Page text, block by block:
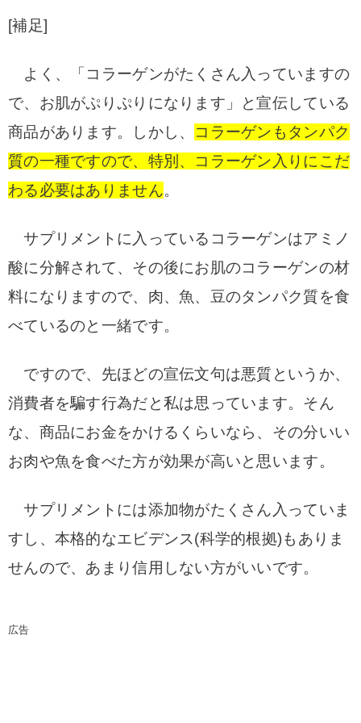
[補足]
よく、「コラーゲンがたくさん入っていますの
で、お肌がぷりぷりになります」と宣伝している
商品があります。
しかし、
コラーゲンもタンパク
質の一種ですので、特別、コラーゲン入りにこだ
わる必要はありません。
サプリメントに入っているコラーゲンはアミノ
酸に分解されて、その後にお肌のコラーゲンの材
料になりますので、肉、魚、豆のタンパク質を食
べているのと一緒です。
ですので、先ほどの宣伝文句は悪質というか、
消費者を騙す行為だと私は思っています。 そん
な、商品にお金をかけるくらいなら、その分いい
お肉や魚を食べた方が効果が高いと思います。
サプリメントには添加物がたくさん入っていま
すし、本格的なエビデンス(科学的根拠)もありま
せんので、あまり信用しない方がいいです。
広告